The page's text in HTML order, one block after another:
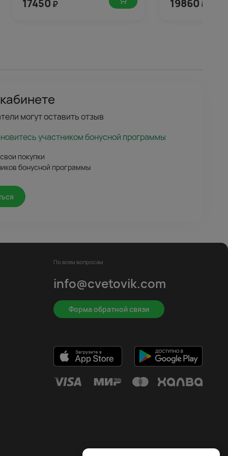
17450 ₽ 19860 ₽
могут оставить отзыв
участником бонусной программы
покупки
бонусной программы
По всем вопросам
info@cvetovik.com
Форма обратной связи